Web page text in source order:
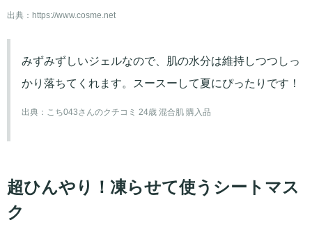
出典： https://www.cosme.net
みずみずしいジェルなので、肌の水分は維持しつつしっ
かり落ちてくれます。スースーして夏にぴったりです！
出典： こち043さんのクチコミ 24歳 混合肌 購入品
超ひんやり！凍らせて使うシートマス
ク